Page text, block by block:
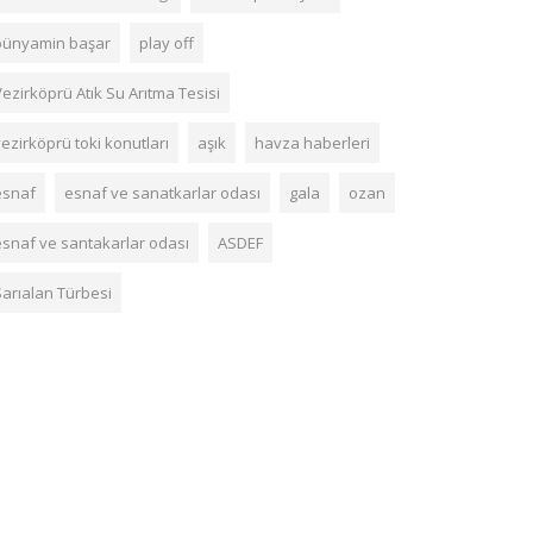
başar play off
Atık Su Arıtma Tesisi
toki konutları aşık havza haberleri
esnaf ve sanatkarlar odası gala ozan
ve santakarlar odası ASDEF
Türbesi